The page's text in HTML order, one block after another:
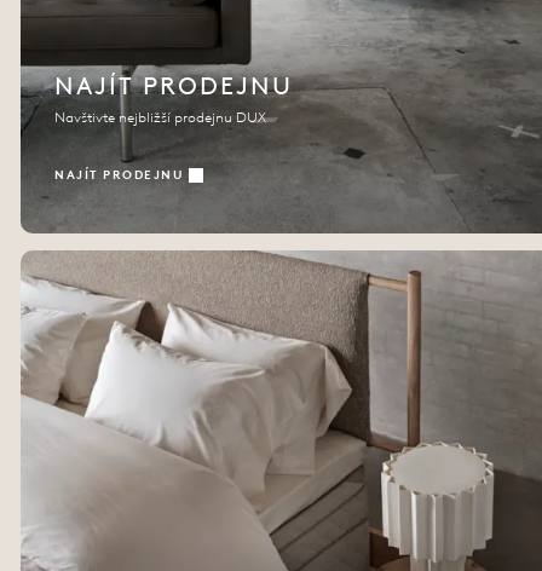
NAJÍT PRODEJNU
Navštivte nejbližší prodejnu DUX
NAJÍT PRODEJNU